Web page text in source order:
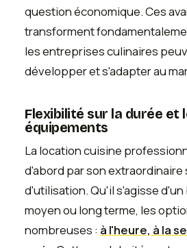
question économique. Ces
transforment
les entreprises culinaires
développer et s'adapter au
Flexibilité sur la durée et
équipements
La location cuisine
d'abord par son
d'utilisation. Qu'il s'agisse d'un
moyen ou long terme, les
nombreuses : à l'heure, à la